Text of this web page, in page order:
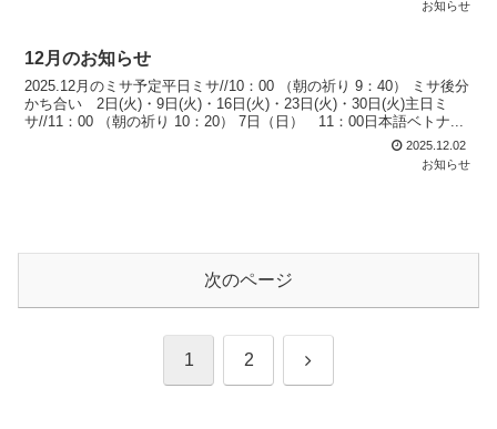
お知らせ
12月のお知らせ
2025.12月のミサ予定平日ミサ//10：00 （朝の祈り 9：40） ミサ後分
かち合い 2日(火)・9日(火)・16日(火)・23日(火)・30日(火)主日ミ
サ//11：00 （朝の祈り 10：20） 7日（日） 11：00日本語ベトナ...
2025.12.02
お知らせ
次のページ
1 2 次